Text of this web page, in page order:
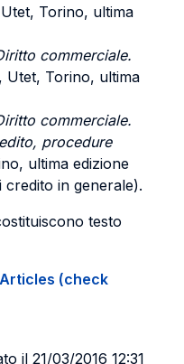
Torino, ultima
commerciale.
Utet, Torino, ultima
commerciale.
procedure
ultima edizione
credito in generale).
testo
(check
il 21/03/2016 12:31